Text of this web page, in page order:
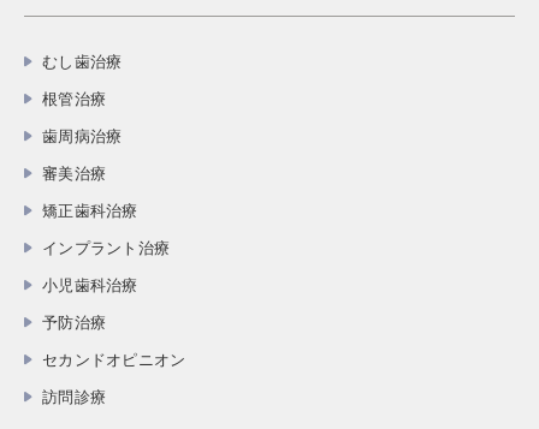
むし歯治療
根管治療
歯周病治療
審美治療
矯正歯科治療
インプラント治療
小児歯科治療
予防治療
セカンドオピニオン
訪問診療